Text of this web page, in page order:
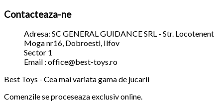
Contacteaza-ne
Adresa: SC GENERAL GUIDANCE SRL - Str. Locotenent
Moga nr16, Dobroesti, Ilfov
Sector 1
Email : office@best-toys.ro
Best Toys - Cea mai variata gama de jucarii
Comenzile se proceseaza exclusiv online.